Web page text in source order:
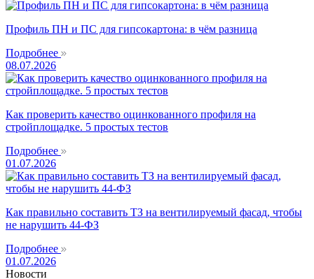
Профиль ПН и ПС для гипсокартона: в чём разница
Подробнее
08.07.2026
Как проверить качество оцинкованного профиля на
стройплощадке. 5 простых тестов
Подробнее
01.07.2026
Как правильно составить ТЗ на вентилируемый фасад, чтобы
не нарушить 44-ФЗ
Подробнее
01.07.2026
Новости